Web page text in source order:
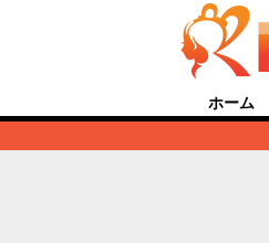
ホーム